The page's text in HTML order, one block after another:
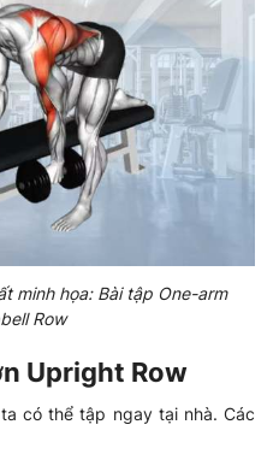
minh họa: Bài tập One-arm
Row
Upright Row
có thể tập ngay tại nhà. Các